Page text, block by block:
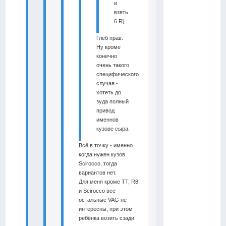
и
взять
6 R)
Глеб прав.
Ну кроме
конечно
очень такого
специфического
случая -
хотеть до
зуда полный
привод
именнов
кузове сыра.
Всё в точку - именно
когда нужен кузов
Scirocco, тогда
вариантов нет.
Для меня кроме ТТ, R8
и Scirocco все
остальные VAG не
интересны, при этом
ребёнка возить сзади